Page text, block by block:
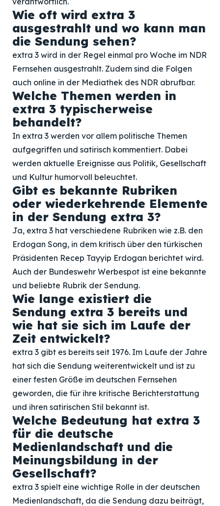
Wie oft wird extra 3
ausgestrahlt und wo kann man
die Sendung sehen?
extra 3 wird in der Regel einmal pro Woche im NDR
Fernsehen ausgestrahlt. Zudem sind die Folgen
auch online in der Mediathek des NDR abrufbar.
Welche Themen werden in
extra 3 typischerweise
behandelt?
In extra 3 werden vor allem politische Themen
aufgegriffen und satirisch kommentiert. Dabei
werden aktuelle Ereignisse aus Politik, Gesellschaft
und Kultur humorvoll beleuchtet.
Gibt es bekannte Rubriken
oder wiederkehrende Elemente
in der Sendung extra 3?
Ja, extra 3 hat verschiedene Rubriken wie z.B. den
Erdogan Song, in dem kritisch über den türkischen
Präsidenten Recep Tayyip Erdogan berichtet wird.
Auch der Bundeswehr Werbespot ist eine bekannte
und beliebte Rubrik der Sendung.
Wie lange existiert die
Sendung extra 3 bereits und
wie hat sie sich im Laufe der
Zeit entwickelt?
extra 3 gibt es bereits seit 1976. Im Laufe der Jahre
hat sich die Sendung weiterentwickelt und ist zu
einer festen Größe im deutschen Fernsehen
geworden, die für ihre kritische Berichterstattung
und ihren satirischen Stil bekannt ist.
Welche Bedeutung hat extra 3
für die deutsche
Medienlandschaft und die
Meinungsbildung in der
Gesellschaft?
extra 3 spielt eine wichtige Rolle in der deutschen
Medienlandschaft, da die Sendung dazu beiträgt,